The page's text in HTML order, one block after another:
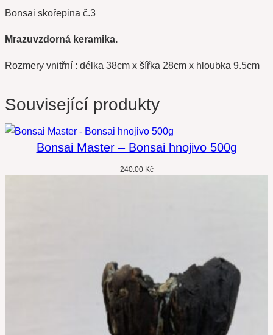
Bonsai skořepina č.3
Mrazuvzdorná keramika.
Rozmery vnitřní : délka 38cm x šířka 28cm x hloubka 9.5cm
Související produkty
Bonsai Master – Bonsai hnojivo 500g
240.00 Kč